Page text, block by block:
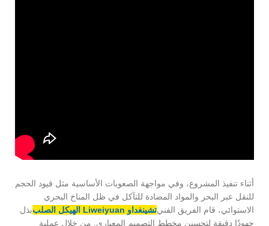
أثناء تنفيذ المشروع، وفي مواجهة الصعوبات الأساسية مثل قيود الحجم
للنقل عبر البحر والمواد المضادة للتآكل في ظل المناخ البحري
الاستوائي، قام الفريق الفنيتشينغداو Liweiyuan الهيكل الصلب
بذل
جهودًا دقيقة لتحسين مخطط التصميم المعياري. من خلال عملية